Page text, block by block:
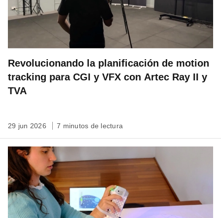
Revolucionando la planificación de motion
tracking para CGI y VFX con Artec Ray II y
TVA
29 jun 2026 7 minutos de lectura